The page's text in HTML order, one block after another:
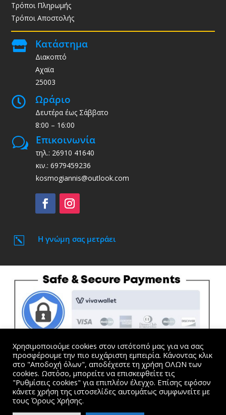
Τρόποι Πληρωμής
Τρόποι Αποστολής
 Κατάστημα
Διακοπτό
Αχαϊα
25003
 Ωράριο
Δευτέρα έως Σάββατο
8:00 – 16:00
w Επικοινωνία
τηλ.: 26910 41640
κιν.: 6979459236
kosmogiannis@outlook.com
k Η γνώμη σας μετράει
Όλες οι τιμές συμπεριλαμβάνουν Φ.Π.Α. | Όροι
Χρήσης και Προσωπικά Δεδομένα
Χρησιμοποιούμε cookies στον ιστότοπό μας για να σας
προσφέρουμε την πιο ευχάριστη εμπειρία. Κάνοντας κλικ
στο "Αποδοχή όλων", αποδέχεστε τη χρήση ΟΛΩΝ των
cookies. Ωστόσο, μπορείτε να επισκεφθείτε τις
"Ρυθμίσεις cookies" για επιπλέον έλεγχο. Επίσης εφόσον
κάνετε χρήση της ιστοσελίδες αυτομάτως συμφωνείτε με
τους Όρους Χρήσης.